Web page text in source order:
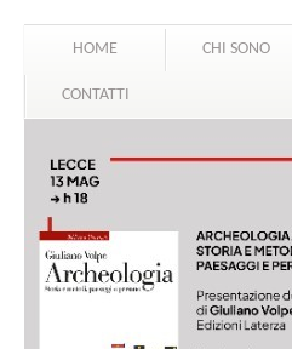
HOME CHI SONO
CONTATTI